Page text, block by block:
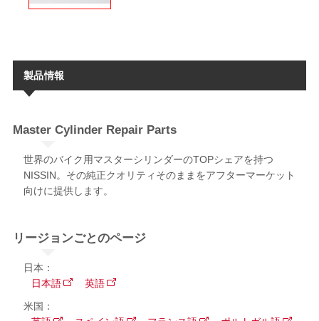
製品情報
Master Cylinder​ Repair Parts​​
世界のバイク用マスターシリンダーのTOPシェアを持つ
NISSIN。​その純正クオリティそのままをアフターマーケット
向けに提供します。​
リージョンごとのページ
日本：
日本語
英語
米国：